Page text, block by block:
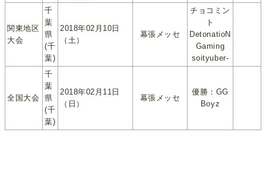
関東地区
大会
千
葉
県
(千
葉)
2018年02月10日
（土）
幕張メッセ
チョコミン
ト
DetonatioN
Gaming
soityuber-
全国大会
千
葉
県
(千
葉)
2018年02月11日
（日）
幕張メッセ
優勝：GG
Boyz